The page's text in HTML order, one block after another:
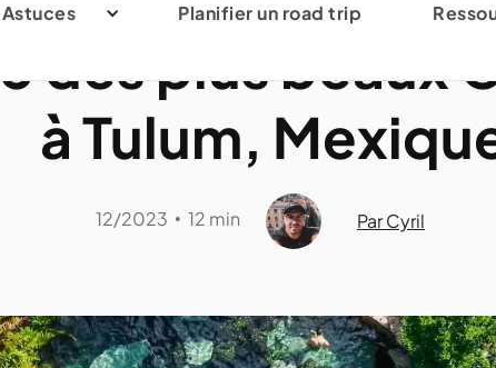
Astuces Planifier un road trip
des plus beaux
à Tulum,
12/2023 • 12 min Par Cyril